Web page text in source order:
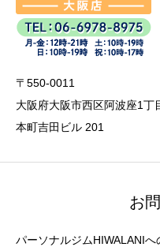
〒550-0011
大阪府大阪市西区阿波座1丁
本町吉田ビル 201
お
パーソナルジムHIWALANI